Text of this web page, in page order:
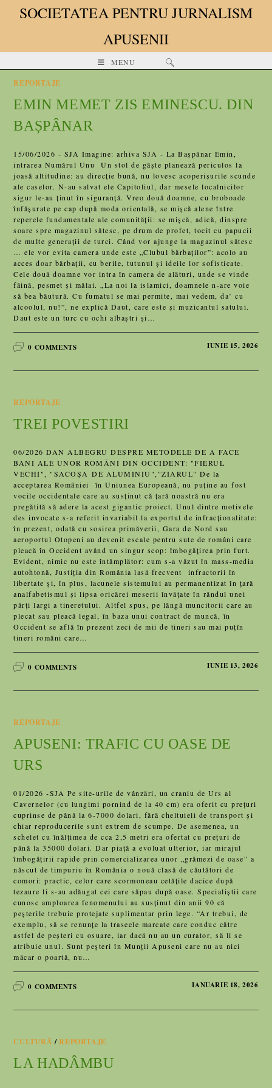
SOCIETATEA PENTRU JURNALISM
APUSENII
MENU
REPORTAJE
EMIN MEMET ZIS EMINESCU. DIN
BAȘPÂNAR
15/06/2026 - SJA Imagine: arhiva SJA - La Bașpânar Emin,
intrarea Numărul Unu Un stol de gâşte planează periculos la
joasă altitudine: au direcţie bună, nu lovesc acoperişurile scunde
ale caselor. N-au salvat ele Capitoliul, dar mesele localnicilor
sigur le-au ţinut în siguranţă. Vreo două doamne, cu broboade
înfăşurate pe cap după moda orientală, se mişcă alene între
reperele fundamentale ale comunităţii: se mişcă, adică, dinspre
soare spre magazinul sătesc, pe drum de profet, tocit cu papucii
de multe generaţii de turci. Când vor ajunge la magazinul sătesc
… ele vor evita camera unde este „Clubul bărbaţilor”: acolo au
acces doar bărbaţii, cu berile, tutunul şi ideile lor sofisticate.
Cele două doamne vor intra în camera de alături, unde se vinde
făină, pesmet şi mălai. „La noi la islamici, doamnele n-are voie
să bea băutură. Cu fumatul se mai permite, mai vedem, da’ cu
alcoolul, nu!”, ne explică Daut, care este şi muzicantul satului.
Daut este un turc cu ochi albaştri şi…
0 COMMENTS IUNIE 15, 2026
REPORTAJE
TREI POVESTIRI
06/2026 DAN ALBEGRU DESPRE METODELE DE A FACE
BANI ALE UNOR ROMÂNI DIN OCCIDENT: "FIERUL
VECHI", "SACOȘA DE ALUMINIU","ZIARUL" De la
acceptarea României în Uniunea Europeană, nu puține au fost
vocile occidentale care au susținut că țară noastră nu era
pregătită să adere la acest gigantic proiect. Unul dintre motivele
des invocate s-a referit invariabil la exportul de infracționalitate:
în prezent, odată cu sosirea primăverii, Gara de Nord sau
aeroportul Otopeni au devenit escale pentru sute de români care
pleacă în Occident având un singur scop: îmbogățirea prin furt.
Evident, nimic nu este întâmplător: cum s-a văzut în mass-media
autohtonă, Justiția din România lasă frecvent infractorii în
libertate și, în plus, lacunele sistemului au permanentizat în țară
analfabetismul și lipsa oricărei meserii învățate în rândul unei
părți largi a tineretului. Altfel spus, pe lângă muncitorii care au
plecat sau pleacă legal, în baza unui contract de muncă, în
Occident se află în prezent zeci de mii de tineri sau mai puțîn
tineri români care…
0 COMMENTS IUNIE 13, 2026
REPORTAJE
APUSENI: TRAFIC CU OASE DE
URS
01/2026 -SJA Pe site-urile de vânzări, un craniu de Urs al
Cavernelor (cu lungimi pornind de la 40 cm) era oferit cu preţuri
cuprinse de până la 6-7000 dolari, fără cheltuieli de transport şi
chiar reproducerile sunt extrem de scumpe. De asemenea, un
schelet cu înălţimea de cca 2,5 metri era ofertat cu preţuri de
până la 35000 dolari. Dar piață a evoluat ulterior, iar mirajul
îmbogăţirii rapide prin comercializarea unor „grămezi de oase” a
născut de timpuriu în România o nouă clasă de căutători de
comori: practic, celor care scormoneau cetăţile dacice după
tezaure li s-au adăugat cei care săpau după oase. Specialiştii care
cunosc amploarea fenomenului au susţinut din anii 90 că
peşterile trebuie protejate suplimentar prin lege. “Ar trebui, de
exemplu, să se renunţe la traseele marcate care conduc către
astfel de peşteri cu osuare, iar dacă nu au un curator, să li se
atribuie unul. Sunt peşteri în Munţii Apuseni care nu au nici
măcar o poartă, nu…
0 COMMENTS IANUARIE 18, 2026
CULTURĂ /REPORTAJE
LA HADÂMBU